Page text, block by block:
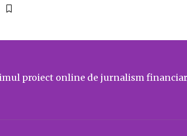
proiect online de jurnalism